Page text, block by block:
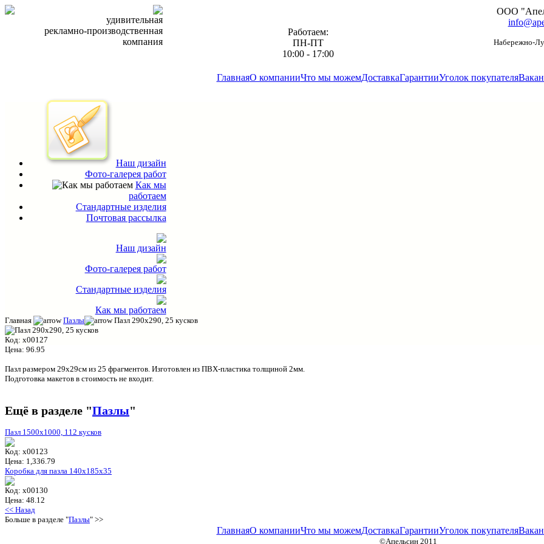
удивительная
рекламно-производственная
компания
Работаем:
ПН-ПТ
10:00 - 17:00
ООО
Набережно-
ГлавнаяО компанииЧто мы можемДоставкаГарантииУголок покупателя
Наш дизайн
Фото-галерея работ
Как мы
работаем
Стандартные изделия
Почтовая рассылка
Наш дизайн
Фото-галерея работ
Стандартные изделия
Как мы работаем
Главная Пазлы Пазл 290х290, 25 кусков
Код: x00127
Цена: 96.95
Пазл размером 29х29см из 25 фрагментов. Изготовлен из ПВХ-пластика толщиной 2мм.
Подготовка макетов в стоимость не входит.
Ещё в разделе "Пазлы"
Пазл 1500х1000, 112 кусков
Код: x00123
Цена: 1,336.79
Коробка для пазла 140х185х35
Код: x00130
Цена: 48.12
<< Назад
Больше в разделе "Пазлы" >>
ГлавнаяО компанииЧто мы можемДоставкаГарантииУголок покупателя
©Апельсин 2011